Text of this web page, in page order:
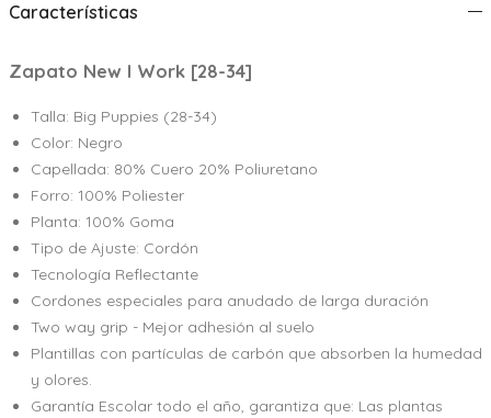
Características
Zapato New I Work [28-34]
Talla: Big Puppies (28-34)
Color: Negro
Capellada: 80% Cuero 20% Poliuretano
Forro: 100% Poliester
Planta: 100% Goma
Tipo de Ajuste: Cordón
Tecnología Reflectante
Cordones especiales para anudado de larga duración
Two way grip - Mejor adhesión al suelo
Plantillas con partículas de carbón que absorben la humedad
y olores.
Garantía Escolar todo el año, garantiza que: Las plantas